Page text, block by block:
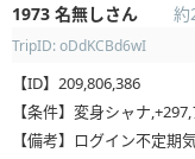
1973 名無しさん 約
TripID: oDdKCBd6wI
【ID】209,806,386
【条件】変身シャナ
【備考】ログイン不定期